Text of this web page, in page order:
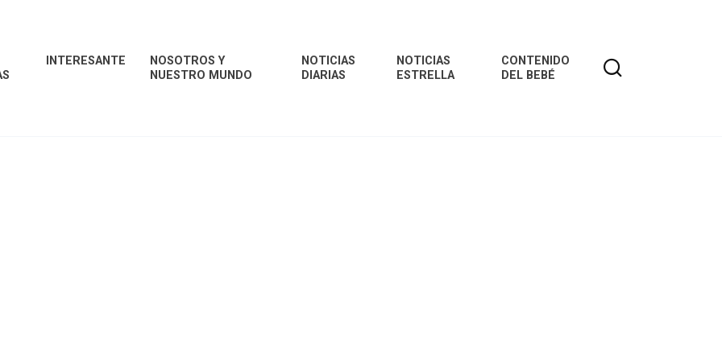
INTERESANTE
NOSOTROS Y
NUESTRO MUNDO
NOTICIAS
DIARIAS
NOTICIAS
ESTRELLA
CONTENIDO
DEL BEBÉ